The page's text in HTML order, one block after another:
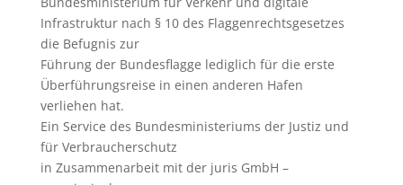
Infrastruktur nach § 10 des Flaggenrechtsgesetzes
die Befugnis zur
Führung der Bundesflagge lediglich für die erste
Überführungsreise in einen anderen Hafen
verliehen hat.
Ein Service des Bundesministeriums der Justiz und
für Verbraucherschutz
in Zusammenarbeit mit der juris GmbH –